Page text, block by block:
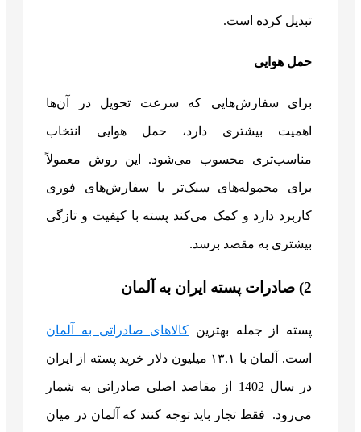
تبدیل کرده است.
حمل هوایی
برای سفارش‌هایی که سرعت تحویل در آن‌ها
اهمیت بیشتری دارد، حمل هوایی انتخاب
مناسب‌تری محسوب می‌شود. این روش معمولاً
برای محموله‌های سبک‌تر یا سفارش‌های فوری
کاربرد دارد و کمک می‌کند پسته با کیفیت و تازگی
بیشتری به مقصد برسد.
2) صادرات پسته ایران به آلمان
پسته از جمله بهترین کالاهای صادراتی به آلمان
است. آلمان با ۱۳.۱ میلیون دلار خرید پسته از ایران
در سال 1402 از مقاصد اصلی صادراتی به شمار
می‌رود. فقط تجار باید توجه کنند که آلمان در میان